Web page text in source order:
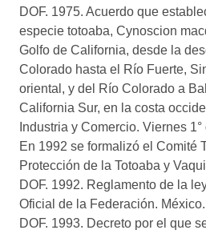
DOF. 1975. Acuerdo que
especie totoaba, Cynoscion
Golfo de California, desde la
Colorado hasta el Río Fuerte,
oriental, y del Río Colorado a
California Sur, en la costa
Industria y Comercio. Viernes
En 1992 se formalizó el Comité
Protección de la Totoaba y
DOF. 1992. Reglamento de la
Oficial de la Federación.
DOF. 1993. Decreto por el que